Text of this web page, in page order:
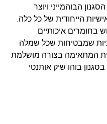
הבוהמייני ויוצר
הייחודית של כל כלה.
בחומרים איכותיים
שמבטיחות שכל שמלה
המתאימה בצורה מושלמת
בוהו שיק אותנטי